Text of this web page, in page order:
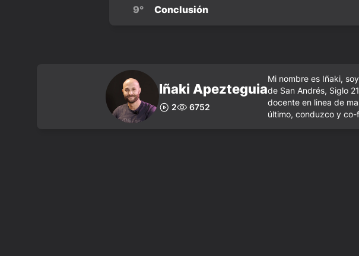
9° Conclusión
Iñaki Apezteguia
2 6752
Mi nombre es Iñaki,
de San Andrés, Siglo
docente en linea de
último, conduzco y